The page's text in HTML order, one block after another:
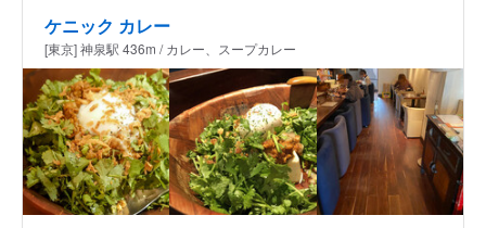
ケニック カレー
[東京] 神泉駅 436m / カレー、スープカレー